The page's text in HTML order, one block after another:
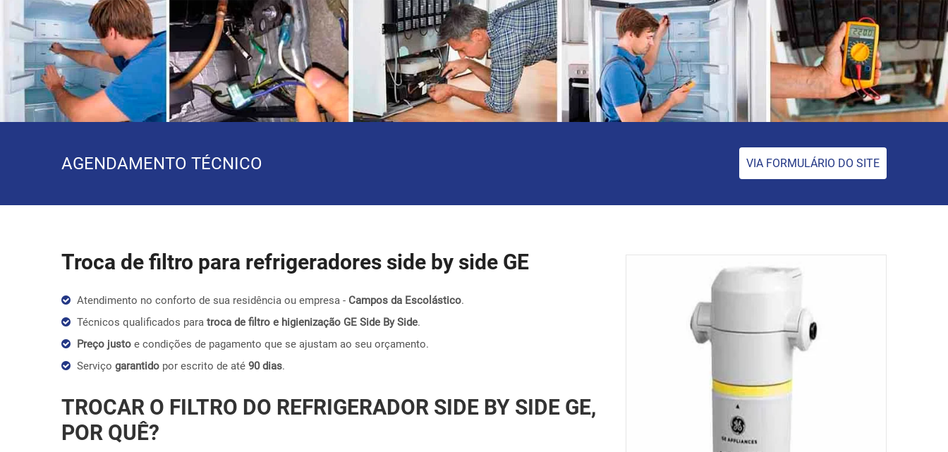
AGENDAMENTO TÉCNICO VIA FORMULÁRIO DO SITE
Troca de filtro para refrigeradores side by side GE
Atendimento no conforto de sua residência ou empresa - Campos da Escolástico.
Técnicos qualificados para troca de filtro e higienização GE Side By Side.
Preço justo e condições de pagamento que se ajustam ao seu orçamento.
Serviço garantido por escrito de até 90 dias.
TROCAR O FILTRO DO REFRIGERADOR SIDE BY SIDE GE,
POR QUÊ?